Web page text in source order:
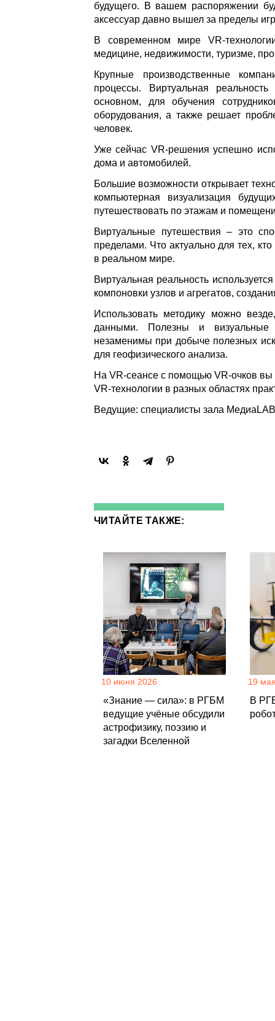
будущего. В вашем распоряжении
аксессуар давно вышел за пределы
В современном мире VR-
медицине, недвижимости, туризме,
Крупные производственные
процессы. Виртуальная
основном, для обучения
оборудования, а также решает
человек.
Уже сейчас VR-решения успешно
дома и автомобилей.
Большие возможности открывает
компьютерная визуализация
путешествовать по этажам и
Виртуальные путешествия – это
пределами. Что актуально для тех,
в реальном мире.
Виртуальная реальность
компоновки узлов и агрегатов,
Использовать методику можно
данными. Полезны и
незаменимы при добыче полезных
для геофизического анализа.
На VR-сеансе с помощью VR-очков вы
VR-технологии в разных областях
Ведущие: специалисты зала
ЧИТАЙТЕ ТАКЖЕ:
10 июня 2026
«Знание — сила»: в РГБМ
ведущие учёные обсудили
астрофизику, поэзию и
загадки Вселенной
19
В